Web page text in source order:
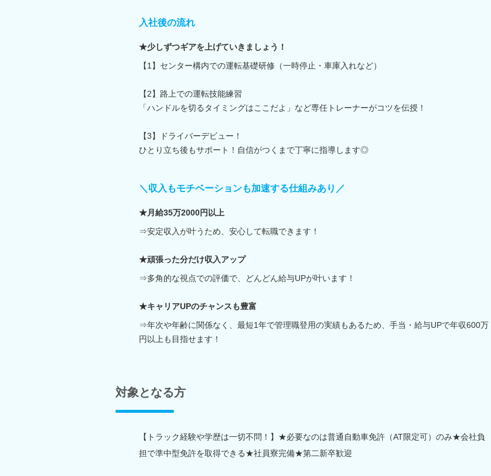
入社後の流れ
★少しずつギアを上げていきましょう！
【1】センター構内での運転基礎研修（一時停止・車庫入れなど）
【2】路上での運転技能練習
「ハンドルを切るタイミングはここだよ」など専任トレーナーがコツを伝授！
【3】ドライバーデビュー！
ひとり立ち後もサポート！自信がつくまで丁寧に指導します◎
＼収入もモチベーションも加速する仕組みあり／
★月給35万2000円以上
⇒安定収入が叶うため、安心して転職できます！
★頑張った分だけ収入アップ
⇒多角的な視点での評価で、どんどん給与UPが叶います！
★キャリアUPのチャンスも豊富
⇒年次や年齢に関係なく、最短1年で管理職登用の実績もあるため、手当・給与UPで年収600万
円以上も目指せます！
対象となる方
【トラック経験や学歴は一切不問！】★必要なのは普通自動車免許（AT限定可）のみ★会社負
担で準中型免許を取得できる★社員寮完備★第二新卒歓迎